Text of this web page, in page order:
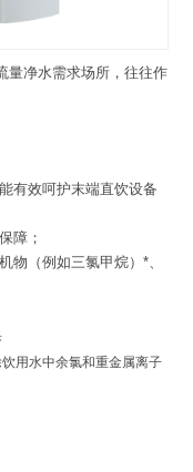
量净水需求场所，往往作
有效呵护末端直饮设备
障；
物（例如三氯甲烷）*、
用水中余氯和重金属离子